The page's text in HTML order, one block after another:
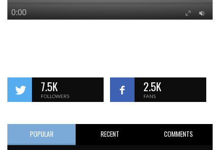
7.5K
FOLLOWERS
2.5K
FANS
POPULAR RECENT COMMENTS